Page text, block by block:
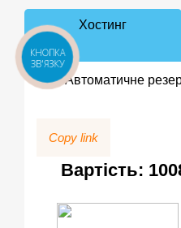
Хостинг
Автоматичне
Copy link
Вартість:
КНОПКА
ЗВ'ЯЗКУ